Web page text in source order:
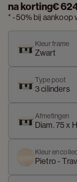
na korting€
*-50% bij aankoop
Kleur frame
Zwart
Type poot
3 cilinders
Afmetingen
Diam. 75 x
Kleur en
Pietro -